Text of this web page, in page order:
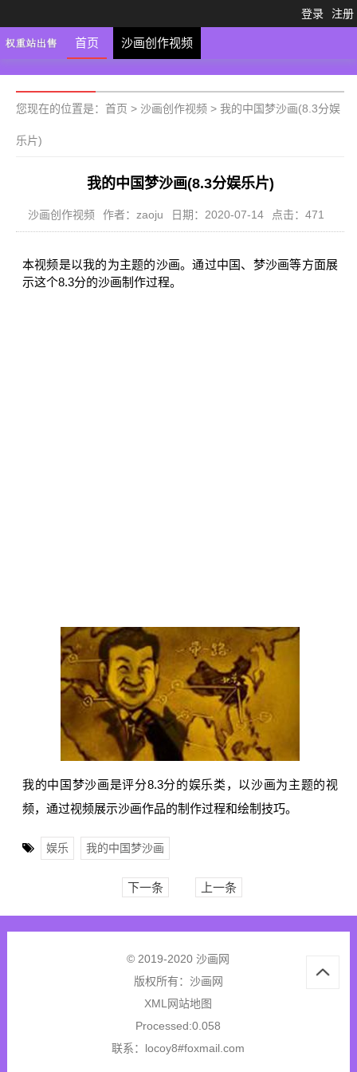
登录 注册
首页 沙画创作视频
您现在的位置是： 首页 > 沙画创作视频 > 我的中国梦沙画(8.3分娱
乐片)
我的中国梦沙画(8.3分娱乐片)
沙画创作视频 作者：zaoju 日期：2020-07-14 点击：471
本视频是以我的为主题的沙画。通过中国、梦沙画等方面展
示这个8.3分的沙画制作过程。
我的中国梦沙画是评分8.3分的娱乐类，以沙画为主题的视
频，通过视频展示沙画作品的制作过程和绘制技巧。
娱乐 我的中国梦沙画
下一条 上一条
© 2019-2020 沙画网
版权所有： 沙画网
XML网站地图
Processed:0.058
联系：locoy8#foxmail.com